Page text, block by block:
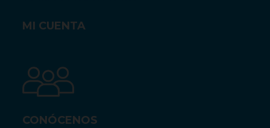
MI CUENTA
CONÓCENOS